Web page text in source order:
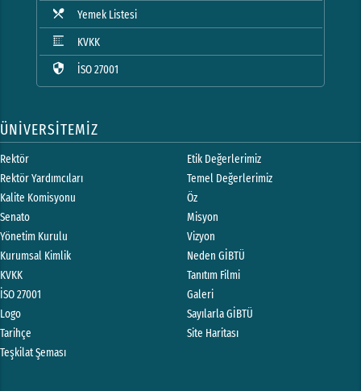
local_dining
Yemek Listesi
blur_linear
KVKK
security
İSO 27001
ÜNİVERSİTEMİZ
Rektör
Rektör Yardımcıları
Kalite Komisyonu
Senato
Yönetim Kurulu
Kurumsal Kimlik
KVKK
İSO 27001
Logo
Tarihçe
Teşkilat Şeması
Etik Değerlerimiz
Temel Değerlerimiz
Öz
Misyon
Vizyon
Neden GİBTÜ
Tanıtım Filmi
Galeri
Sayılarla GİBTÜ
Site Haritası